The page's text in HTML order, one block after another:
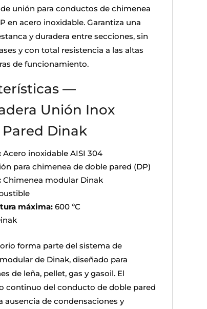
unión para conductos de chimenea
en acero inoxidable. Garantiza una
y duradera entre secciones, sin
y con total resistencia a las altas
de funcionamiento.
—
Unión Inox
Dinak
Acero inoxidable AISI 304
para chimenea de doble pared (DP)
Chimenea modular Dinak
máxima:600 ºC
forma parte del sistema de
de Dinak, diseñado para
de leña, pellet, gas y gasoil. El
continuo del conducto de doble pared
ausencia de condensaciones y